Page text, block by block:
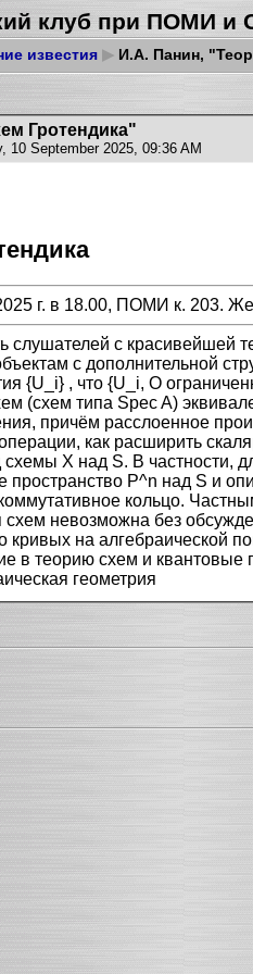
клуб при ПОМИ и
известия ▶ И.А. Панин,
Гротендика"
10 September 2025, 09:36 AM
г. в 18.00, ПОМИ к. 203.
слушателей с
с дополнительной
{U_i} , что {U_i, O
(схем типа Spec A)
причём расслоенное
как расширить
схемы Х над S. В частности,
пространство P^n над S и
кольцо.
невозможна без
на алгебраической
в теорию схем и квантовые
геометрия